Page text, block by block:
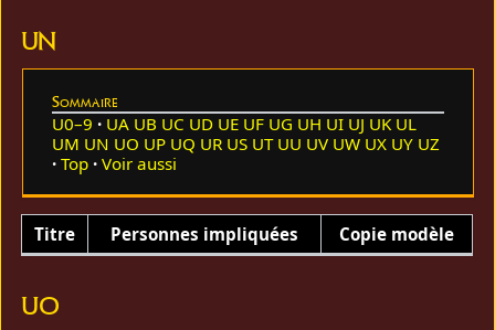
UN
Sommaire
U0–9 UA UB UC UD UE UF UG UH UI UJ UK UL
UM UN UO UP UQ UR US UT UU UV UW UX UY UZ
Top
Voir aussi
Titre Personnes impliquées Copie modèle
UO